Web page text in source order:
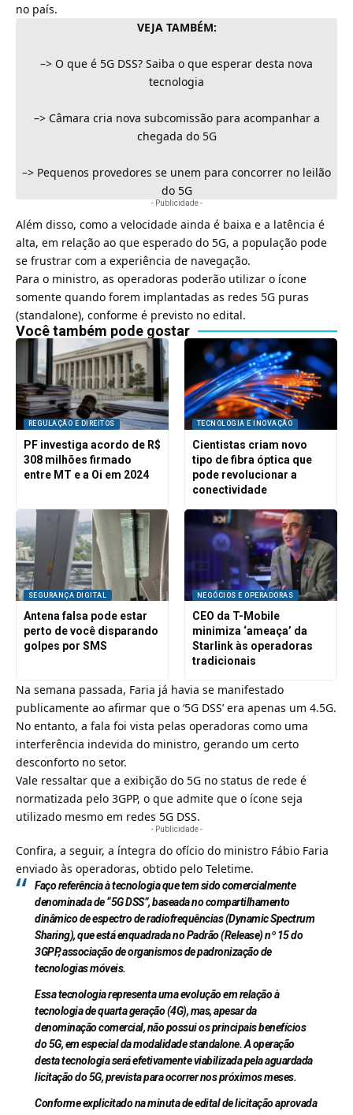
no país.
VEJA TAMBÉM:
–> O que é 5G DSS? Saiba o que esperar desta nova
tecnologia
–> Câmara cria nova subcomissão para acompanhar a
chegada do 5G
–> Pequenos provedores se unem para concorrer no leilão
do 5G
- Publicidade -
Além disso, como a velocidade ainda é baixa e a latência é
alta, em relação ao que esperado do 5G, a população pode
se frustrar com a experiência de navegação.
Para o ministro, as operadoras poderão utilizar o ícone
somente quando forem implantadas as redes 5G puras
(standalone), conforme é previsto no edital.
Você também pode gostar
REGULAÇÃO E DIREITOS
PF investiga acordo de R$
308 milhões firmado
entre MT e a Oi em 2024
TECNOLOGIA E INOVAÇÃO
Cientistas criam novo
tipo de fibra óptica que
pode revolucionar a
conectividade
SEGURANÇA DIGITAL
Antena falsa pode estar
perto de você disparando
golpes por SMS
NEGÓCIOS E OPERADORAS
CEO da T-Mobile
minimiza ‘ameaça’ da
Starlink às operadoras
tradicionais
Na semana passada, Faria já havia se manifestado
publicamente ao afirmar que o ‘5G DSS’ era apenas um 4.5G.
No entanto, a fala foi vista pelas operadoras como uma
interferência indevida do ministro, gerando um certo
desconforto no setor.
Vale ressaltar que a exibição do 5G no status de rede é
normatizada pelo 3GPP, o que admite que o ícone seja
utilizado mesmo em redes 5G DSS.
- Publicidade -
Confira, a seguir, a íntegra do ofício do ministro Fábio Faria
enviado às operadoras, obtido pelo Teletime.
Faço referência à tecnologia que tem sido comercialmente
denominada de “5G DSS”, baseada no compartilhamento
dinâmico de espectro de radiofrequências (Dynamic Spectrum
Sharing), que está enquadrada no Padrão (Release) nº 15 do
3GPP, associação de organismos de padronização de
tecnologias móveis.
Essa tecnologia representa uma evolução em relação à
tecnologia de quarta geração (4G), mas, apesar da
denominação comercial, não possui os principais benefícios
do 5G, em especial da modalidade standalone. A operação
desta tecnologia será efetivamente viabilizada pela aguardada
licitação do 5G, prevista para ocorrer nos próximos meses.
Conforme explicitado na minuta de edital de licitação aprovada